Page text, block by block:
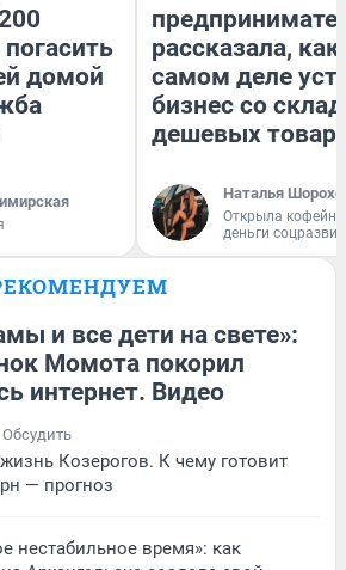
домой
рассказала, как
самом деле
бизнес со
дешевых
Наталья
Открыла
деньги
и все дети на свете»:
Момота покорил
интернет. Видео
Обсудить
Козерогов. К чему готовит
— прогноз
нестабильное время»: как